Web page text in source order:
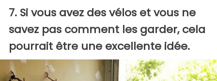
7. Si vous avez des vélos et vous ne
savez pas comment les garder, cela
pourrait être une excellente idée.